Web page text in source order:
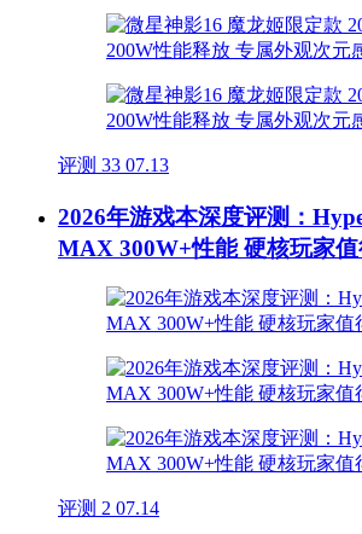
评测 33 07.13
2026年游戏本深度评测：
MAX 300W+性能 硬核玩家
评测 2 07.14